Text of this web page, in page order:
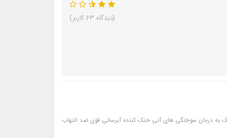
(دیدگاه 63 کاربر)
درمان سوختگی های آنی خنک کننده آبرسانی قوی ضد التهاب